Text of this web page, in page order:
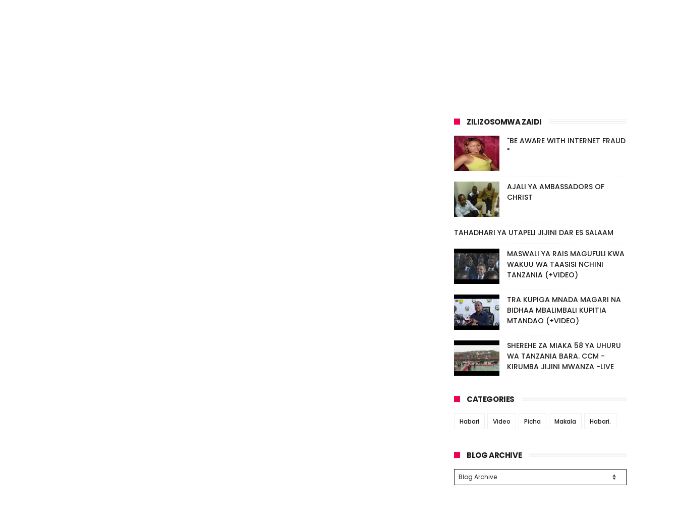
ZILIZOSOMWA ZAIDI
"BE AWARE WITH INTERNET FRAUD
"
AJALI YA AMBASSADORS OF
CHRIST
TAHADHARI YA UTAPELI JIJINI DAR ES SALAAM
MASWALI YA RAIS MAGUFULI KWA
WAKUU WA TAASISI NCHINI
TANZANIA (+VIDEO)
TRA KUPIGA MNADA MAGARI NA
BIDHAA MBALIMBALI KUPITIA
MTANDAO (+VIDEO)
SHEREHE ZA MIAKA 58 YA UHURU
WA TANZANIA BARA. CCM -
KIRUMBA JIJINI MWANZA -LIVE
CATEGORIES
Habari Video Picha Makala Habari.
BLOG ARCHIVE